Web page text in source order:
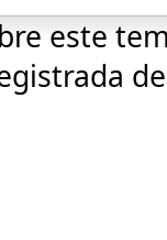
este